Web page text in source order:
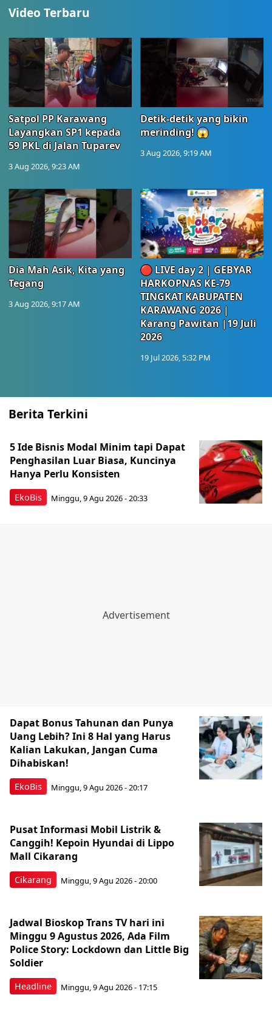
Video Terbaru
Satpol PP Karawang
Layangkan SP1 kepada
59 PKL di Jalan Tuparev
3 Aug 2026, 9:23 AM
Detik-detik yang bikin
merinding! 😱
3 Aug 2026, 9:19 AM
Dia Mah Asik, Kita yang
Tegang
3 Aug 2026, 9:17 AM
🔴 LIVE day 2 | GEBYAR
HARKOPNAS KE-79
TINGKAT KABUPATEN
KARAWANG 2026 |
Karang Pawitan |19 Juli
2026
19 Jul 2026, 5:32 PM
Berita Terkini
EkoBis
5 Ide Bisnis Modal Minim tapi Dapat
Penghasilan Luar Biasa, Kuncinya
Hanya Perlu Konsisten
Minggu, 9 Agu 2026 - 20:33
EkoBis
Dapat Bonus Tahunan dan Punya
Uang Lebih? Ini 8 Hal yang Harus
Kalian Lakukan, Jangan Cuma
Dihabiskan!
Minggu, 9 Agu 2026 - 20:17
Cikarang
Pusat Informasi Mobil Listrik &
Canggih! Kepoin Hyundai di Lippo
Mall Cikarang
Minggu, 9 Agu 2026 - 20:00
Headline
Jadwal Bioskop Trans TV hari ini
Minggu 9 Agustus 2026, Ada Film
Police Story: Lockdown dan Little Big
Soldier
Minggu, 9 Agu 2026 - 17:15